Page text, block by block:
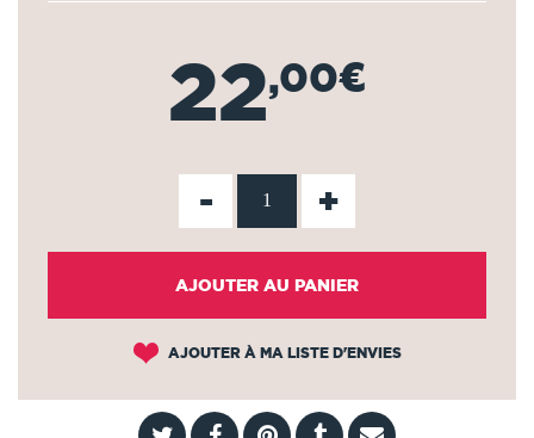
22,00€
- +
AJOUTER AU PANIER
AJOUTER À MA LISTE D'ENVIES